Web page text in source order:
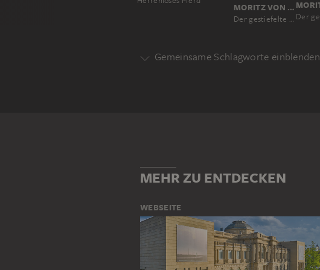
MORITZ VON SCHWIND
Der gestiefelte Kater
Gemeinsame Schlagworte einblenden
MEHR ZU ENTDECKEN
WEBSEITE